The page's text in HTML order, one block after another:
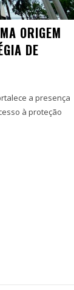
ORIGEM
DE
a presença
à proteção